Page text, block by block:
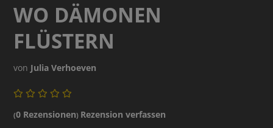
WO DÄMONEN
FLÜSTERN
von Julia Verhoeven
(0 Rezensionen) Rezension verfassen